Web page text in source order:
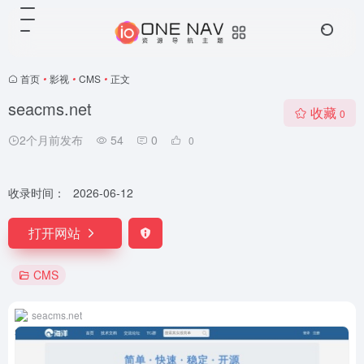
首页 • 影视 • CMS • 正文
seacms.net
2个月前发布 54 0 0
收藏 0
收录时间： 2026-06-12
打开网站
CMS
seacms.net